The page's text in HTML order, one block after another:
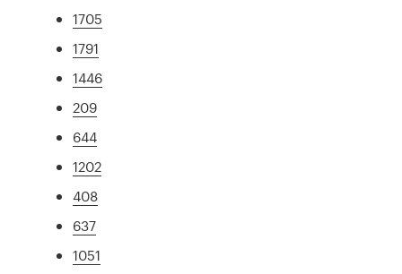
1705
1791
1446
209
644
1202
408
637
1051